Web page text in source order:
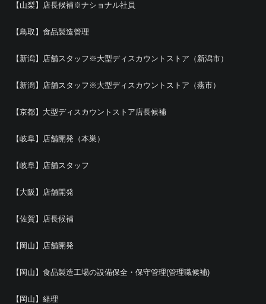
【山梨】店長候補※ナショナル社員
【鳥取】食品製造管理
【新潟】店舗スタッフ※大型ディスカウントストア（新潟市）
【新潟】店舗スタッフ※大型ディスカウントストア（燕市）
【京都】大型ディスカウントストア店長候補
【岐阜】店舗開発（本巣）
【岐阜】店舗スタッフ
【大阪】店舗開発
【佐賀】店長候補
【岡山】店舗開発
【岡山】食品製造工場の設備保全・保守管理(管理職候補)
【岡山】経理